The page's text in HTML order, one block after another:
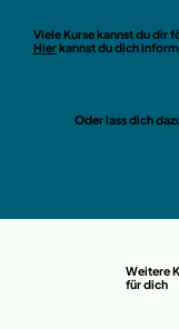
Viele Kurse kannst du dir
Hierkannst du dich
Oder lass dich
Weitere
für dich